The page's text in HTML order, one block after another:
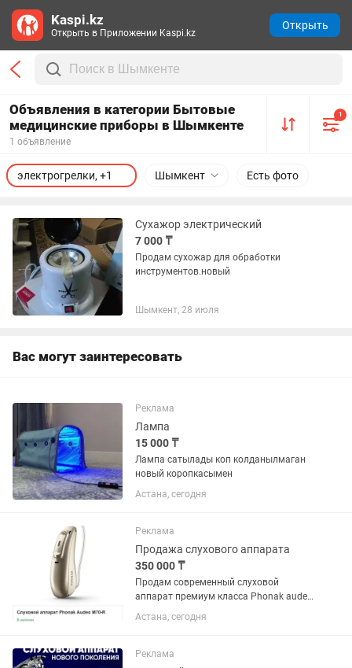
Объявления в категории Бытовые
медицинские приборы в Шымкенте
1 объявление
1
Шымкент
электрогрелки, +1 Есть фото
Сухажор электрический
7 000 ₸
Продам сухожар для обработки
инструментов.новый
Шымкент, 28 июля
Вас могут заинтересовать
Реклама
Лампа
15 000 ₸
Лампа сатылады коп колданылмаган
новый коропкасымен
Астана, сегодня
Реклама
Продажа слухового аппарата
350 000 ₸
Продам современный слуховой
аппарат премиум класса Phonak audeo
P70-R на правую сторону. Куплен в
апреле прошлого года за 980 000 тенге
устройством. Чеки все сохранились....
Астана, сегодня
Реклама
Kaspi.kz
Открыть в Приложении Kaspi.kz
Открыть